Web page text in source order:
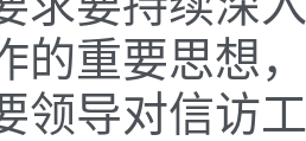
的重要思想
领导对信访